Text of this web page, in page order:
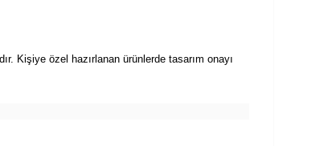
Kişiye özel hazırlanan ürünlerde tasarım onayı